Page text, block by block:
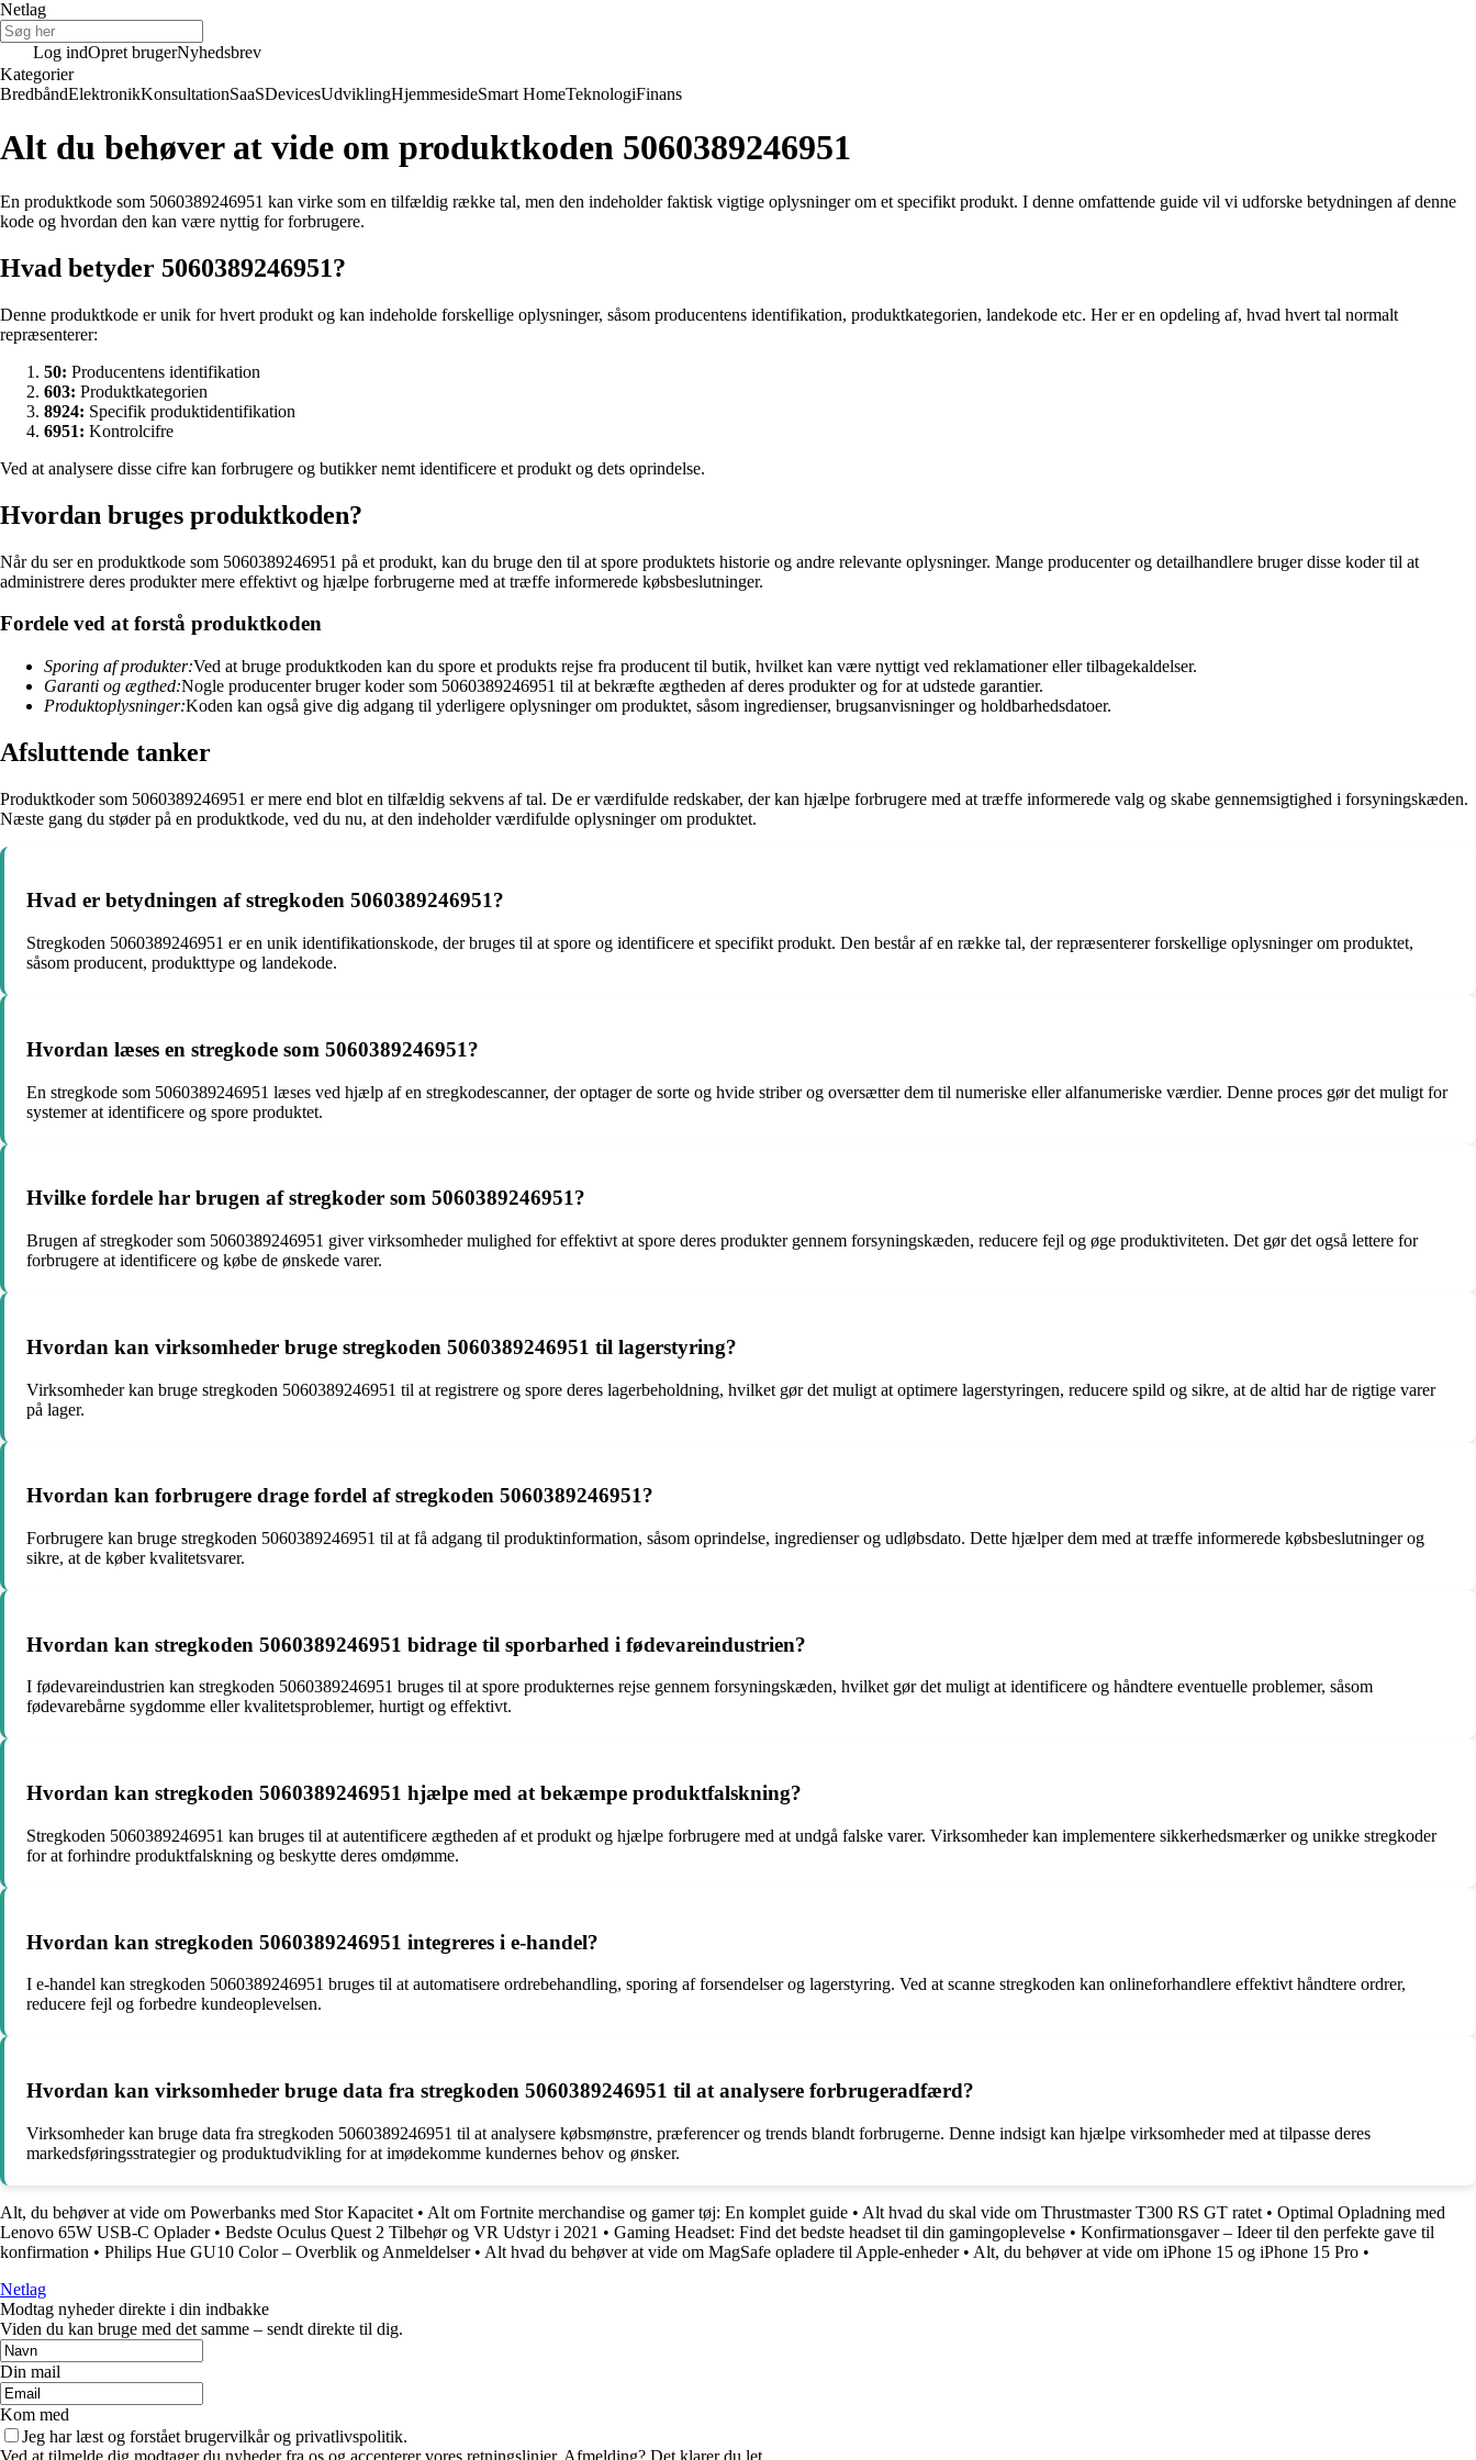
Netlag
Log indOpret brugerNyhedsbrev
Kategorier
BredbåndElektronikKonsultationSaaSDevicesUdviklingHjemmesideSmart HomeTeknologiFinans
Alt du behøver at vide om produktkoden 5060389246951
En produktkode som 5060389246951 kan virke som en tilfældig række tal, men den indeholder faktisk vigtige oplysninger om et specifikt produkt. I denne omfattende guide vil vi udforske betydningen af denne
kode og hvordan den kan være nyttig for forbrugere.
Hvad betyder 5060389246951?
Denne produktkode er unik for hvert produkt og kan indeholde forskellige oplysninger, såsom producentens identifikation, produktkategorien, landekode etc. Her er en opdeling af, hvad hvert tal normalt
repræsenterer:
50: Producentens identifikation
603: Produktkategorien
8924: Specifik produktidentifikation
6951: Kontrolcifre
Ved at analysere disse cifre kan forbrugere og butikker nemt identificere et produkt og dets oprindelse.
Hvordan bruges produktkoden?
Når du ser en produktkode som 5060389246951 på et produkt, kan du bruge den til at spore produktets historie og andre relevante oplysninger. Mange producenter og detailhandlere bruger disse koder til at
administrere deres produkter mere effektivt og hjælpe forbrugerne med at træffe informerede købsbeslutninger.
Fordele ved at forstå produktkoden
Sporing af produkter:Ved at bruge produktkoden kan du spore et produkts rejse fra producent til butik, hvilket kan være nyttigt ved reklamationer eller tilbagekaldelser.
Garanti og ægthed:Nogle producenter bruger koder som 5060389246951 til at bekræfte ægtheden af deres produkter og for at udstede garantier.
Produktoplysninger:Koden kan også give dig adgang til yderligere oplysninger om produktet, såsom ingredienser, brugsanvisninger og holdbarhedsdatoer.
Afsluttende tanker
Produktkoder som 5060389246951 er mere end blot en tilfældig sekvens af tal. De er værdifulde redskaber, der kan hjælpe forbrugere med at træffe informerede valg og skabe gennemsigtighed i forsyningskæden.
Næste gang du støder på en produktkode, ved du nu, at den indeholder værdifulde oplysninger om produktet.
Hvad er betydningen af stregkoden 5060389246951?
Stregkoden 5060389246951 er en unik identifikationskode, der bruges til at spore og identificere et specifikt produkt. Den består af en række tal, der repræsenterer forskellige oplysninger om produktet,
såsom producent, produkttype og landekode.
Hvordan læses en stregkode som 5060389246951?
En stregkode som 5060389246951 læses ved hjælp af en stregkodescanner, der optager de sorte og hvide striber og oversætter dem til numeriske eller alfanumeriske værdier. Denne proces gør det muligt for
systemer at identificere og spore produktet.
Hvilke fordele har brugen af stregkoder som 5060389246951?
Brugen af stregkoder som 5060389246951 giver virksomheder mulighed for effektivt at spore deres produkter gennem forsyningskæden, reducere fejl og øge produktiviteten. Det gør det også lettere for
forbrugere at identificere og købe de ønskede varer.
Hvordan kan virksomheder bruge stregkoden 5060389246951 til lagerstyring?
Virksomheder kan bruge stregkoden 5060389246951 til at registrere og spore deres lagerbeholdning, hvilket gør det muligt at optimere lagerstyringen, reducere spild og sikre, at de altid har de rigtige varer
på lager.
Hvordan kan forbrugere drage fordel af stregkoden 5060389246951?
Forbrugere kan bruge stregkoden 5060389246951 til at få adgang til produktinformation, såsom oprindelse, ingredienser og udløbsdato. Dette hjælper dem med at træffe informerede købsbeslutninger og
sikre, at de køber kvalitetsvarer.
Hvordan kan stregkoden 5060389246951 bidrage til sporbarhed i fødevareindustrien?
I fødevareindustrien kan stregkoden 5060389246951 bruges til at spore produkternes rejse gennem forsyningskæden, hvilket gør det muligt at identificere og håndtere eventuelle problemer, såsom
fødevarebårne sygdomme eller kvalitetsproblemer, hurtigt og effektivt.
Hvordan kan stregkoden 5060389246951 hjælpe med at bekæmpe produktfalskning?
Stregkoden 5060389246951 kan bruges til at autentificere ægtheden af et produkt og hjælpe forbrugere med at undgå falske varer. Virksomheder kan implementere sikkerhedsmærker og unikke stregkoder
for at forhindre produktfalskning og beskytte deres omdømme.
Hvordan kan stregkoden 5060389246951 integreres i e-handel?
I e-handel kan stregkoden 5060389246951 bruges til at automatisere ordrebehandling, sporing af forsendelser og lagerstyring. Ved at scanne stregkoden kan onlineforhandlere effektivt håndtere ordrer,
reducere fejl og forbedre kundeoplevelsen.
Hvordan kan virksomheder bruge data fra stregkoden 5060389246951 til at analysere forbrugeradfærd?
Virksomheder kan bruge data fra stregkoden 5060389246951 til at analysere købsmønstre, præferencer og trends blandt forbrugerne. Denne indsigt kan hjælpe virksomheder med at tilpasse deres
markedsføringsstrategier og produktudvikling for at imødekomme kundernes behov og ønsker.
Alt, du behøver at vide om Powerbanks med Stor Kapacitet • Alt om Fortnite merchandise og gamer tøj: En komplet guide • Alt hvad du skal vide om Thrustmaster T300 RS GT ratet • Optimal Opladning med
Lenovo 65W USB-C Oplader• Bedste Oculus Quest 2 Tilbehør og VR Udstyr i 2021 • Gaming Headset: Find det bedste headset til din gamingoplevelse • Konfirmationsgaver – Ideer til den perfekte gave til
konfirmation • Philips Hue GU10 Color – Overblik og Anmeldelser• Alt hvad du behøver at vide om MagSafe opladere til Apple-enheder• Alt, du behøver at vide om iPhone 15 og iPhone 15 Pro •
Netlag
Modtag nyheder direkte i din indbakke
Viden du kan bruge med det samme – sendt direkte til dig.
Din mail
Kom med
Jeg har læst og forstået brugervilkår og privatlivspolitik.
Ved at tilmelde dig modtager du nyheder fra os og accepterer vores retningslinjer. Afmelding? Det klarer du let.